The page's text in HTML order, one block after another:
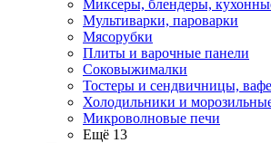
Миксеры, блендеры,
Мультиварки, пароварки
Мясорубки
Плиты и варочные панели
Соковыжималки
Тостеры и сендвичницы,
Холодильники и
Микроволновые печи
Ещё 13